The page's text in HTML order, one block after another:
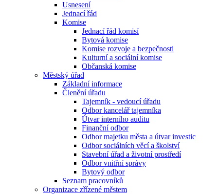
Usnesení
Jednací řád
Komise
Jednací řád komisí
Bytová komise
Komise rozvoje a bezpečnosti
Kulturní a sociální komise
Občanská komise
Městský úřad
Základní informace
Členění úřadu
Tajemník - vedoucí úřadu
Odbor kancelář tajemníka
Útvar interního auditu
Finanční odbor
Odbor majetku města a útvar investic
Odbor sociálních věcí a školství
Stavební úřad a životní prostředí
Odbor vnitřní správy
Bytový odbor
Seznam pracovníků
Organizace zřízené městem